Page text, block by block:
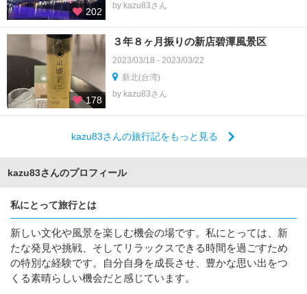
202
by kazu83さん
178
３年８ヶ月振りの新店碧潭風景区
2023/03/18 - 2023/03/22
新北(台湾)
by kazu83さん
kazu83さんの旅行記をもっと見る
kazu83さんのプロフィール
私にとって旅行とは
新しい文化や風景を楽しむ機会の場です。私にとっては、新
たな発見や挑戦、そしてリラックスできる時間を過ごすため
の特別な経験です。自分自身を成長させ、豊かな思い出をつ
くる素晴らしい機会だと感じています。